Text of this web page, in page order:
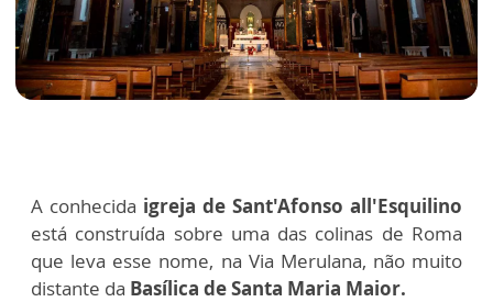
A conhecida igreja de Sant'Afonso all'Esquilino
está construída sobre uma das colinas de Roma
que leva esse nome, na Via Merulana, não muito
distante da Basílica de Santa Maria Maior.